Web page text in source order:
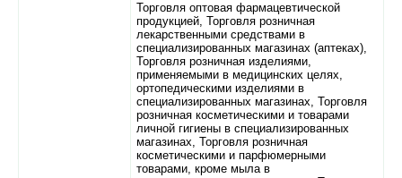
Торговля оптовая фармацевтической
продукцией, Торговля розничная
лекарственными средствами в
специализированных магазинах (аптеках),
Торговля розничная изделиями,
применяемыми в медицинских целях,
ортопедическими изделиями в
специализированных магазинах, Торговля
розничная косметическими и товарами
личной гигиены в специализированных
магазинах, Торговля розничная
косметическими и парфюмерными
товарами, кроме мыла в